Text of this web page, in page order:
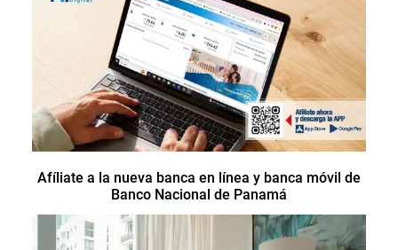
Afíliate a la nueva banca en línea y banca móvil de
Banco Nacional de Panamá